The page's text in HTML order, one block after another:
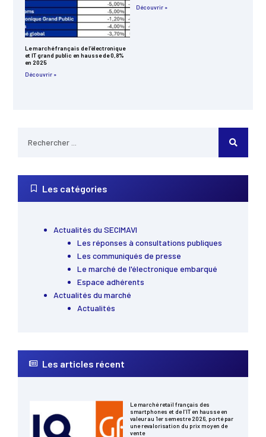
Le marché français de l’électronique
et IT grand public en hausse de 0,8%
en 2025
Découvrir »
Découvrir »
Les catégories
Actualités du SECIMAVI
Les réponses à consultations publiques
Les communiqués de presse
Le marché de l'électronique embarqué
Espace adhérents
Actualités du marché
Actualités
Les articles récent
Le marché retail français des
smartphones et de l’IT en hausse en
valeur au 1er semestre 2026, porté par
une revalorisation du prix moyen de
vente